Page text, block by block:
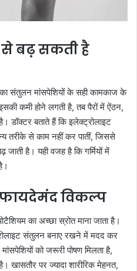
बढ़ सकती है
का संतुलन मांसपेशियों के सही कामकाज के
कमी होने लगती है, तब पैरों में ऐंठन,
डॉक्टर बताते हैं कि इलेक्ट्रोलाइट
तरीके से काम नहीं कर पातीं, जिससे
है। यही वजह है कि गर्मियों में
विकल्प
का अच्छा स्रोत माना जाता है।
संतुलन बनाए रखने में मदद कर
को जरूरी पोषण मिलता है,
पर ज्यादा शारीरिक मेहनत,